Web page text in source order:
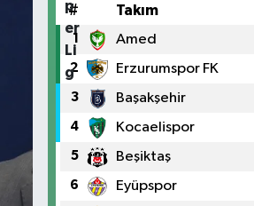
# Takım
1 Amed
2 Erzurumspor FK
3 Başakşehir
4 Kocaelispor
5 Beşiktaş
6 Eyüpspor